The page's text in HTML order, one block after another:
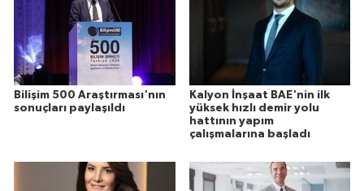
Bilişim 500 Araştırması'nın
sonuçları paylaşıldı
Kalyon İnşaat BAE'nin ilk
yüksek hızlı demir yolu
hattının yapım
çalışmalarına başladı